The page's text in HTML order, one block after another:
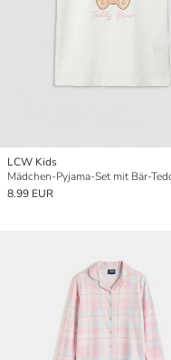
LCW Kids
8.99 EUR